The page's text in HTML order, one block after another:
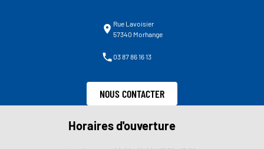
Rue Lavoisier
57340 Morhange
03 87 86 16 13
NOUS CONTACTER
Horaires d'ouverture